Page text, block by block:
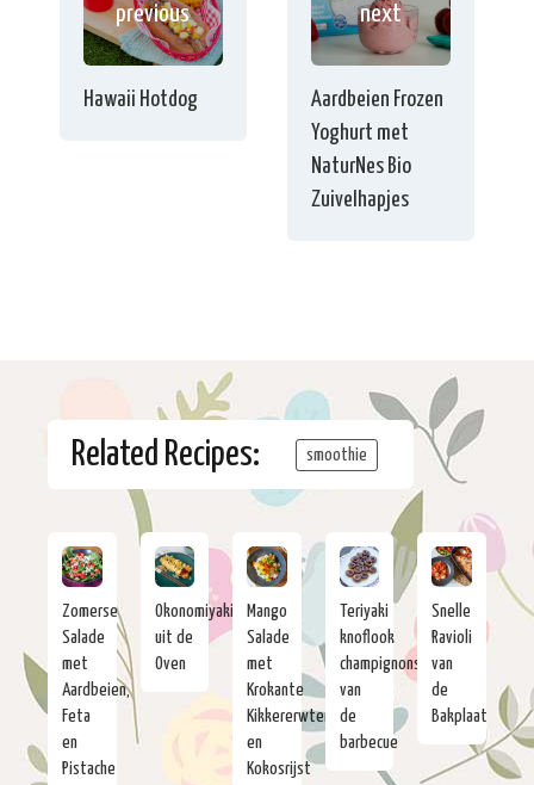
previous
Hawaii Hotdog
next
Aardbeien Frozen
Yoghurt met
NaturNes Bio
Zuivelhapjes
Related Recipes: smoothie
Zomerse
Salade
met
Aardbeien,
Feta
en
Pistache
Okonomiyaki
uit de
Oven
Mango
Salade
met
Krokante
Kikkererwten
en
Kokosrijst
Teriyaki
knoflook
champignons
van
de
barbecue
Snelle
Ravioli
van
de
Bakplaat